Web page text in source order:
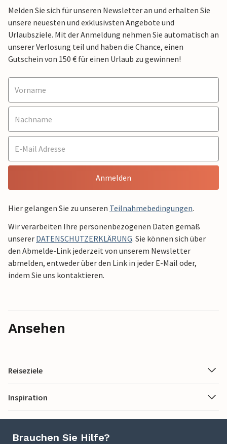
Melden Sie sich für unseren Newsletter an und erhalten Sie
unsere neuesten und exklusivsten Angebote und
Urlaubsziele. Mit der Anmeldung nehmen Sie automatisch an
unserer Verlosung teil und haben die Chance, einen
Gutschein von 150 € für einen Urlaub zu gewinnen!
Anmelden
Hier gelangen Sie zu unseren Teilnahmebedingungen.
Wir verarbeiten Ihre personenbezogenen Daten gemäß
unserer DATENSCHUTZERKLÄRUNG. Sie können sich über
den Abmelde-Link jederzeit von unserem Newsletter
abmelden, entweder über den Link in jeder E-Mail oder,
indem Sie uns kontaktieren.
Ansehen
Reiseziele
Inspiration
Brauchen Sie Hilfe?